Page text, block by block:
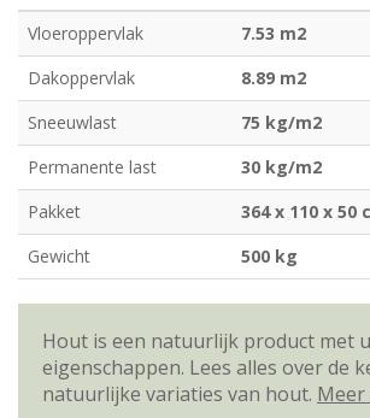
Vloeroppervlak
7.53 m2
Dakoppervlak
8.89 m2
Sneeuwlast
75 kg/m2
Permanente last
30 kg/m2
Pakket
364 x 110 x 50
Gewicht
500 kg
Hout is een natuurlijk product met
eigenschappen. Lees alles over de
natuurlijke variaties van hout.